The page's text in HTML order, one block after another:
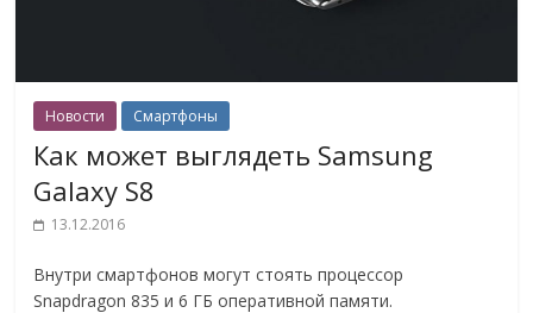
Новости Смартфоны
Как может выглядеть Samsung
Galaxy S8
13.12.2016
Внутри смартфонов могут стоять процессор
Snapdragon 835 и 6 ГБ оперативной памяти.